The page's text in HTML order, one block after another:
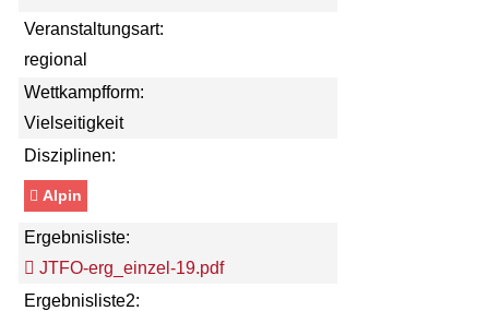
Veranstaltungsart:
regional
Wettkampfform:
Vielseitigkeit
Disziplinen:
Alpin
Ergebnisliste:
JTFO-erg_einzel-19.pdf
Ergebnisliste2: